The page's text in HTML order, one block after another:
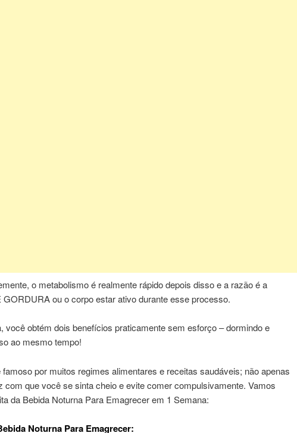
o metabolismo é realmente rápido depois disso e a razão é a
ou o corpo estar ativo durante esse processo.
você obtém dois benefícios praticamente sem esforço – dormindo e
ao mesmo tempo!
famoso por muitos regimes alimentares e receitas saudáveis; não apenas
com que você se sinta cheio e evite comer compulsivamente. Vamos
da Bebida Noturna Para Emagrecer em 1 Semana:
Noturna Para Emagrecer: